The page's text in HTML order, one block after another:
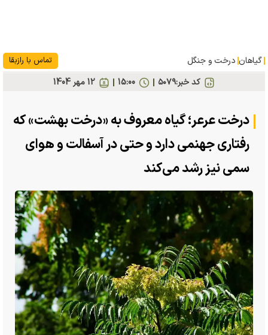
گیاهان درخت و جنگل تماس با رازبقا
کد خبر:۵۰۷۹ 12 مهر 1404 15:00
درخت عرعر؛ گیاه معروف به «درخت بهشت» که
رفتاری جهنمی دارد و حتی در آسفالت و هوای
سمی نیز رشد می‌کند